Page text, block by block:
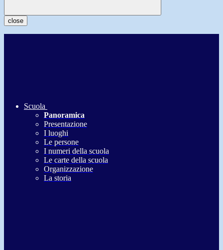
close
Scuola
Panoramica
Presentazione
I luoghi
Le persone
I numeri della scuola
Le carte della scuola
Organizzazione
La storia